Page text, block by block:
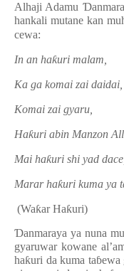
Alhaji Adamu Ɗ
hankali mutane kan
cewa:
In an haƙuri malam,
Ka ga komai zai daidai,
Komai zai gyaru,
Haƙuri abin Manzon
Mai haƙuri shi yad dace,
Marar haƙuri kuma ya
(Waƙar Haƙuri)
Ɗanmaraya ya nuna
gyaruwar kowane
haƙuri da kuma taɓewa